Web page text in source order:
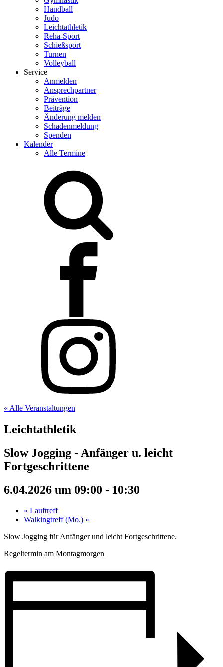
Handball
Judo
Leichtathletik
Reha-Sport
Schießsport
Turnen
Volleyball
Service
Anmelden
Ansprechpartner
Prävention
Beiträge
Änderung melden
Schadenmeldung
Spenden
Kalender
Alle Termine
« Alle Veranstaltungen
Leichtathletik
Slow Jogging - Anfänger u. leicht
Fortgeschrittene
6.04.2026 um 09:00 - 10:30
« Lauftreff
Walkingtreff (Mo.) »
Slow Jogging für Anfänger und leicht Fortgeschrittene.
Regeltermin am Montagmorgen